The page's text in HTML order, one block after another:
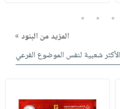
3
4
5
المزيد من البنود »
الأكثر شعبية لنفس الموضوع الفرعي